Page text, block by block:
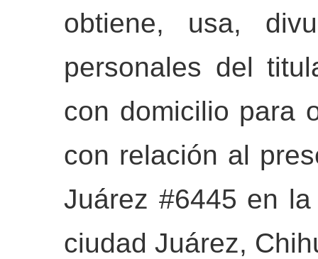
obtiene, usa,
personales del
con domicilio para
con relación al
Juárez #6445 en
ciudad Juárez,